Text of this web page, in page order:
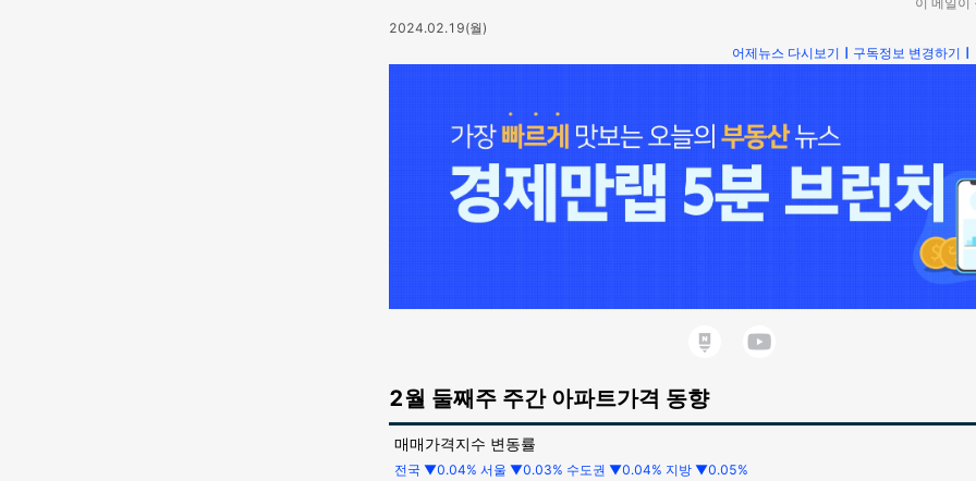
2024.02.19(월)
어제뉴스 다시보기 ㅣ 구독정보 변경하기 ㅣ
2월 둘째주 주간 아파트가격 동향
매매가격지수 변동률
전국 ▼0.04% 서울 ▼0.03% 수도권 ▼0.04% 지방 ▼0.05%